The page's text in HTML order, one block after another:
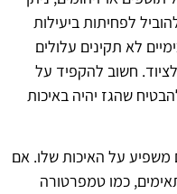
לפחיתות ביעילות
לא תקינים עלולים
חשוב להקפיד על
שהגז יהיה באיכות
על האיכות שלו. אם
כמו טמפרטורה